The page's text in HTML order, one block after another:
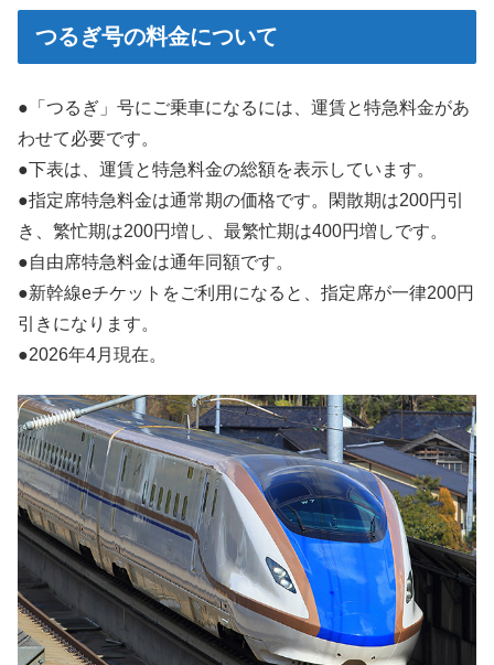
つるぎ号の料金について
●「つるぎ」号にご乗車になるには、運賃と特急料金があ
わせて必要です。
●下表は、運賃と特急料金の総額を表示しています。
●指定席特急料金は通常期の価格です。閑散期は200円引
き、繁忙期は200円増し、最繁忙期は400円増しです。
●自由席特急料金は通年同額です。
●新幹線eチケットをご利用になると、指定席が一律200円
引きになります。
●2026年4月現在。